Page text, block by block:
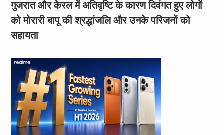
गुजरात और केरल में अतिवृष्टि के कारण दिवंगत हुए लोगों
को मोरारी बापू की श्रद्धांजलि और उनके परिजनों को
सहायता